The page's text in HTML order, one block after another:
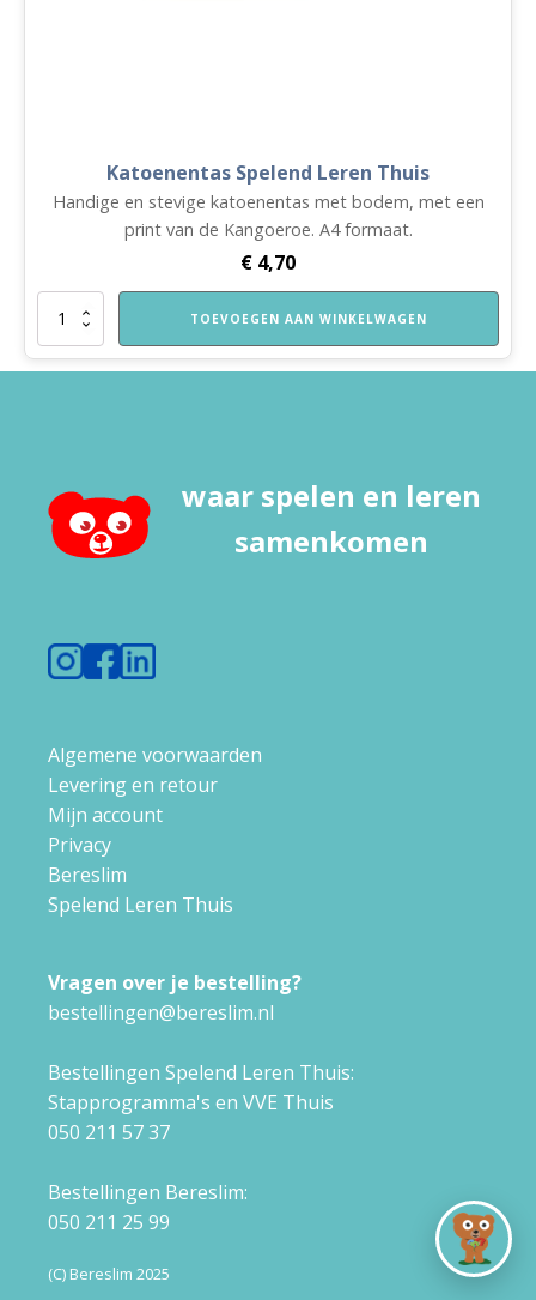
Katoenentas Spelend Leren Thuis
Handige en stevige katoenentas met bodem, met een
print van de Kangoeroe. A4 formaat.
€ 4,70
Katoenentas
Leren
TOEVOEGEN AAN WINKELWAGEN
waar spelen en leren
samenkomen
Algemene voorwaarden
Levering en retour
Mijn account
Privacy
Bereslim
Spelend Leren Thuis
Vragen over je bestelling?
bestellingen@bereslim.nl
Bestellingen Spelend Leren Thuis:
Stapprogramma's en VVE Thuis
050 211 57 37
Bestellingen Bereslim:
050 211 25 99
(C) Bereslim 2025